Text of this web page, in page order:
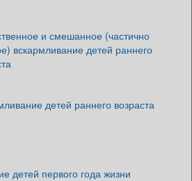
и смешанное (частично
вскармливание детей раннего
детей раннего возраста
детей первого года жизни